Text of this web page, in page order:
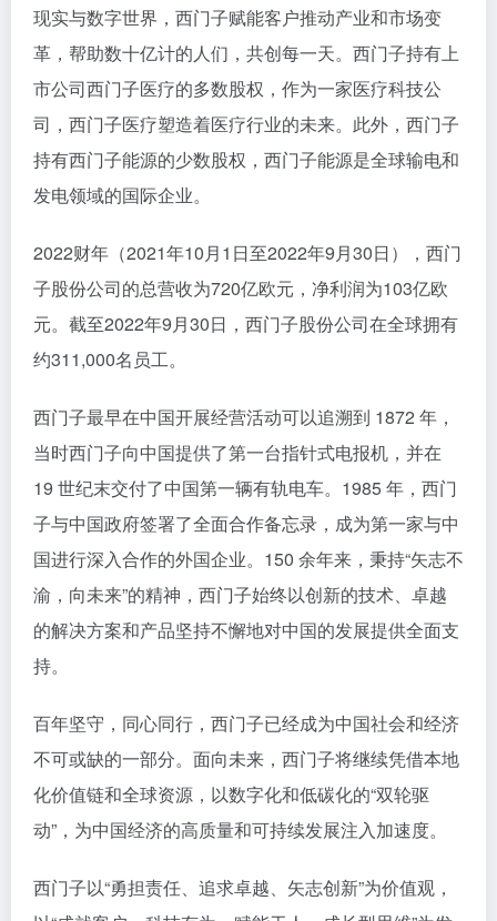
现实与数字世界，西门子赋能客户推动产业和市场变
革，帮助数十亿计的人们，共创每一天。西门子持有上
市公司西门子医疗的多数股权，作为一家医疗科技公
司，西门子医疗塑造着医疗行业的未来。此外，西门子
持有西门子能源的少数股权，西门子能源是全球输电和
发电领域的国际企业。
2022财年（2021年10月1日至2022年9月30日），西门
子股份公司的总营收为720亿欧元，净利润为103亿欧
元。截至2022年9月30日，西门子股份公司在全球拥有
约311,000名员工。
西门子最早在中国开展经营活动可以追溯到 1872 年，
当时西门子向中国提供了第一台指针式电报机，并在
19 世纪末交付了中国第一辆有轨电车。1985 年，西门
子与中国政府签署了全面合作备忘录，成为第一家与中
国进行深入合作的外国企业。150 余年来，秉持“矢志不
渝，向未来”的精神，西门子始终以创新的技术、卓越
的解决方案和产品坚持不懈地对中国的发展提供全面支
持。
百年坚守，同心同行，西门子已经成为中国社会和经济
不可或缺的一部分。面向未来，西门子将继续凭借本地
化价值链和全球资源，以数字化和低碳化的“双轮驱
动”，为中国经济的高质量和可持续发展注入加速度。
西门子以“勇担责任、追求卓越、矢志创新”为价值观，